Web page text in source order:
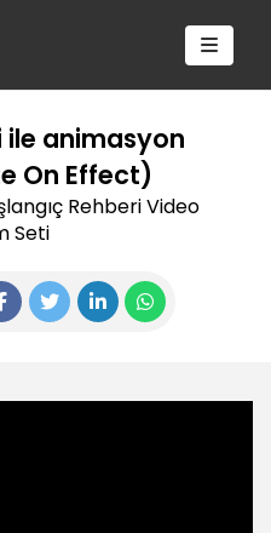
ile animasyon
On Effect)
Rehberi Video
Seti